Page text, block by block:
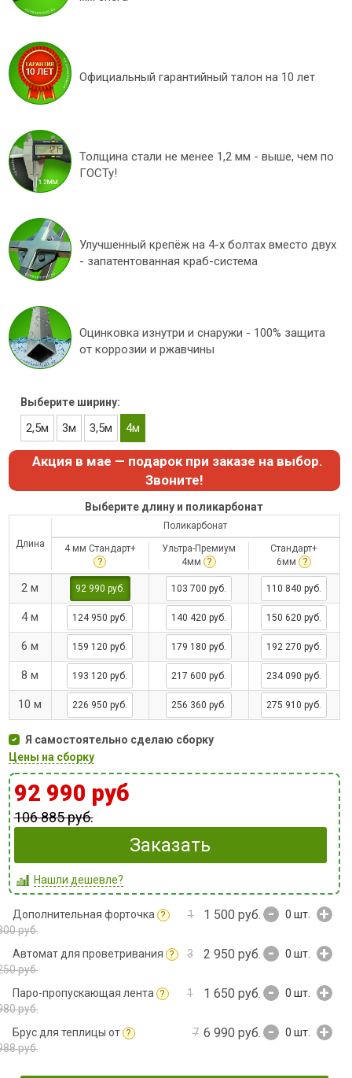
Официальный гарантийный талон на 10 лет
Толщина стали не менее 1,2 мм - выше, чем по
ГОСТу!
Улучшенный крепёж на 4-х болтах вместо двух
- запатентованная краб-система
Оцинковка изнутри и снаружи - 100% защита
от коррозии и ржавчины
Выберите ширину:
2,5м 3м 3,5м 4м
Акция в мае — подарок при заказе на выбор.
Звоните!
Выберите длину и поликарбонат
Длина
Поликарбонат
4 мм Стандарт+
?
Ультра-Премиум
4мм
?
Стандарт+
6мм ?
2 м 92 990 руб. 103 700 руб. 110 840 руб.
4 м 124 950 руб. 140 420 руб. 150 620 руб.
6 м 159 120 руб. 179 180 руб. 192 270 руб.
8 м 193 120 руб. 217 600 руб. 234 090 руб.
10 м 226 950 руб. 256 360 руб. 275 910 руб.
Я самостоятельно сделаю сборку
Цены на сборку
92 990 руб
106 885 руб.
Заказать
Нашли дешевле?
Дополнительная форточка ?
1
руб.
1 500 руб. - 0 шт. +
Автомат для проветривания ?
3
руб.
2 950 руб. - 0 шт. +
Паро-пропускающая лента ?
1
руб.
1 650 руб. - 0 шт. +
Брус для теплицы от ?
7
руб.
6 990 руб. - 0 шт. +